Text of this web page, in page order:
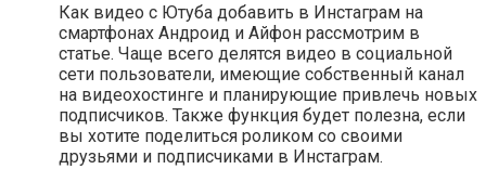
Как видео с Ютуба добавить в Инстаграм на
смартфонах Андроид и Айфон рассмотрим в
статье. Чаще всего делятся видео в социальной
сети пользователи, имеющие собственный канал
на видеохостинге и планирующие привлечь новых
подписчиков. Также функция будет полезна, если
вы хотите поделиться роликом со своими
друзьями и подписчиками в Инстаграм.